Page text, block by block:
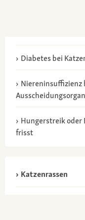
Diabetes bei
Niereninsuffizienz
Hungerstreik oder
frisst
Katzenrassen